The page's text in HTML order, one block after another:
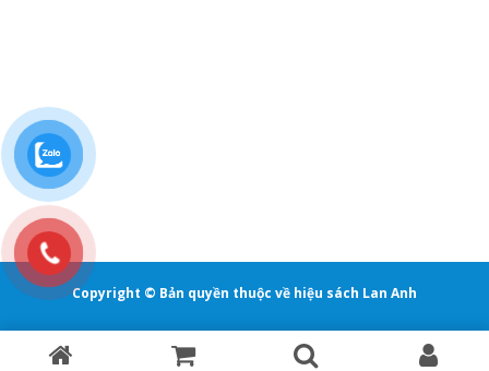
Copyright © Bản quyền thuộc về hiệu sách Lan Anh